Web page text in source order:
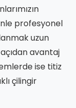
profesyonel
uzun
avantaj
ise titiz
çilingir